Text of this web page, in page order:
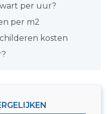
per uur?
per m2
kosten